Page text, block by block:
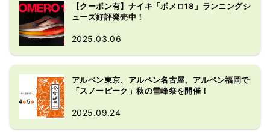
【クーポン有】ナイキ「ボメロ18」ランニングシ
ューズ好評発売中！
2025.03.06
アルペン東京、アルペン名古屋、アルペン福岡で
「スノーピーク」秋の雪峰祭を開催！
2025.09.24